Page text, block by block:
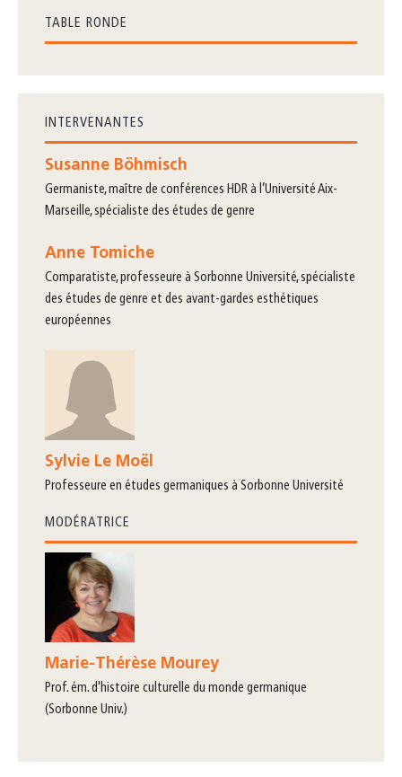
TABLE RONDE
INTERVENANTES
Susanne Böhmisch
germaniste, maître de conférences HDR à l’Université Aix-
Marseille, spécialiste des études de genre
Anne Tomiche
comparatiste, professeure à Sorbonne Université, spécialiste
des études de genre et des avant-gardes esthétiques
européennes
Sylvie Le Moël
professeure en études germaniques à Sorbonne Université
MODÉRATRICE
Marie-Thérèse Mourey
prof. ém. d'histoire culturelle du monde germanique
(Sorbonne Univ.)